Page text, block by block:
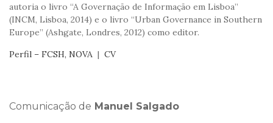
autoria o livro “A Governação de Informação em Lisboa”
(INCM, Lisboa, 2014) e o livro “Urban Governance in Southern
Europe” (Ashgate, Londres, 2012) como editor.
Perfil – FCSH, NOVA | CV
Comunicação de Manuel Salgado